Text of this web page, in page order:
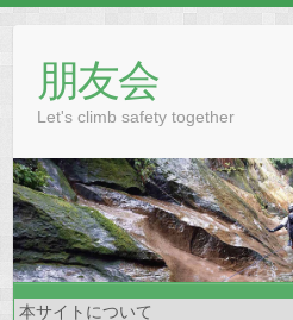
content朋友会
Let's climb safety together